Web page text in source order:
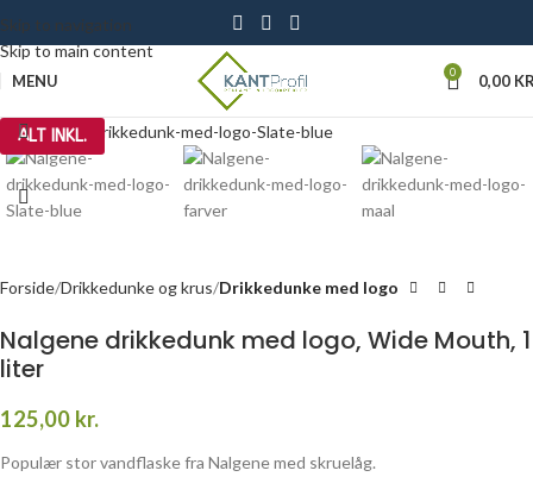
Skip to navigation
Skip to main content
MENU 0 0,00
ALT INKL.
Forside Drikkedunke og krus Drikkedunke med logo
Nalgene drikkedunk med logo, Wide Mouth, 1
liter
125,00 kr.
Populær stor vandflaske fra Nalgene med skruelåg.